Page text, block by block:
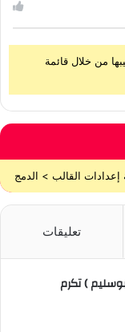
من خلال قائمة
تعليقات
) تكرم